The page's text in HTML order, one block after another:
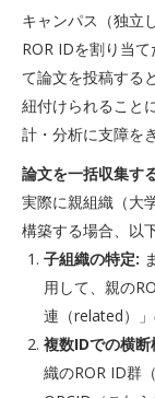
キャンパス（独立
ROR IDを割り当
て論文を投稿する
紐付けられること
計・分析に支障を
論文を一括収集す
実際に親組織（大
構築する場合、以
子組織の特定:
用して、親の
連（related）
複数IDでの横断
織のROR ID群